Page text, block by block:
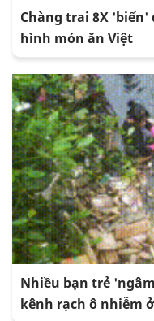
Chàng trai 8X
hình món ăn Việt
Nhiều bạn trẻ
kênh rạch ô nhiễm